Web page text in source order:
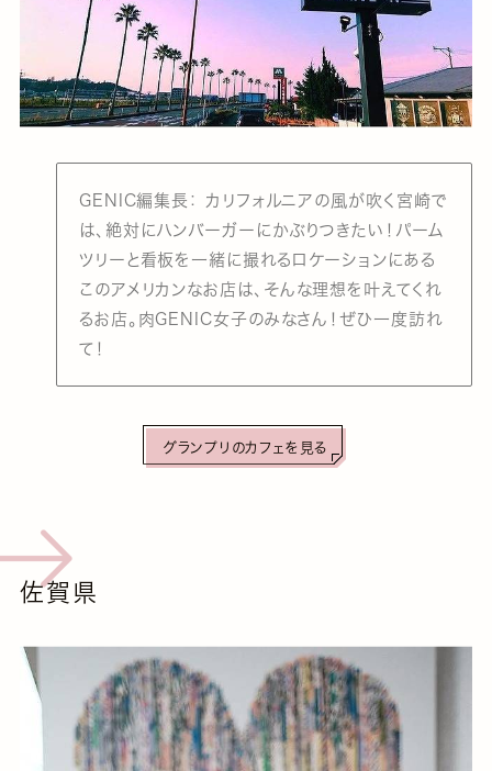
GENIC編集長： カリフォルニアの風が吹く宮崎で
は、絶対にハンバーガーにかぶりつきたい！パーム
ツリーと看板を一緒に撮れるロケーションにある
このアメリカンなお店は、そんな理想を叶えてくれ
るお店。肉GENIC女子のみなさん！ぜひ一度訪れ
て！
グランプリのカフェを見る
佐賀県